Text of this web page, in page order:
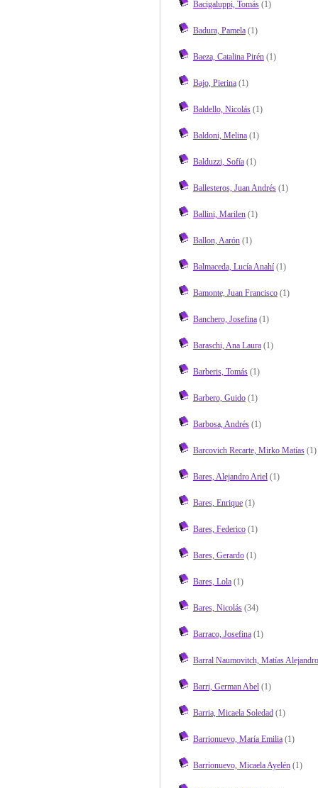
Bacigaluppi, Tomás(1)
Badura, Pamela(1)
Baeza, Catalina Pirén(1)
Bajo, Pierina(1)
Baldello, Nicolás(1)
Baldoni, Melina(1)
Balduzzi, Sofía(1)
Ballesteros, Juan Andrés(1)
Ballini, Marilen(1)
Ballon, Aarón(1)
Balmaceda, Lucía Anahí(1)
Bamonte, Juan Francisco(1)
Banchero, Josefina(1)
Baraschi, Ana Laura(1)
Barberis, Tomás(1)
Barbero, Guido(1)
Barbosa, Andrés(1)
Barcovich Recarte, Mirko Matías(1)
Bares, Alejandro Ariel(1)
Bares, Enrique(1)
Bares, Federico(1)
Bares, Gerardo(1)
Bares, Lola(1)
Bares, Nicolás(34)
Barraco, Josefina(1)
Barral Naumovitch, Matías Alejandro
Barri, German Abel(1)
Barria, Micaela Soledad(1)
Barrionuevo, María Emilia(1)
Barrionuevo, Micaela Ayelén(1)